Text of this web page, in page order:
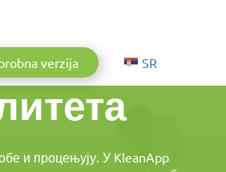
verzija SR
и процењују. У KleanApp